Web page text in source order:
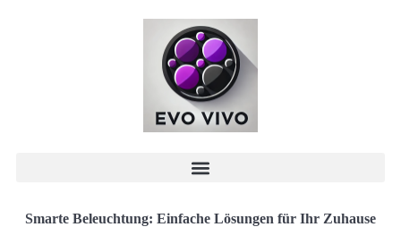
Smarte Beleuchtung: Einfache Lösungen für Ihr Zuhause